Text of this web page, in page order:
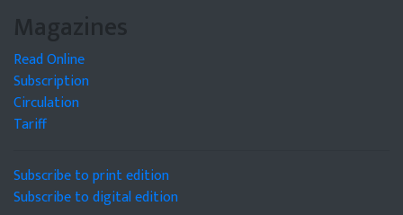
Magazines
Read Online
Subscription
Circulation
Tariff
Subscribe to print edition
Subscribe to digital edition